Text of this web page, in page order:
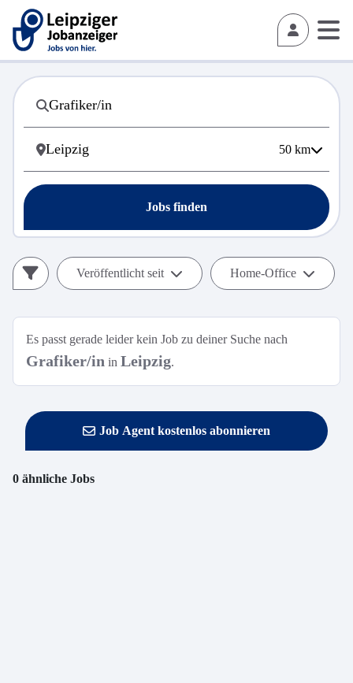
50 km
Jobs finden
Veröffentlicht seit Home-Office
Es passt gerade leider kein Job zu deiner Suche nach
Grafiker/in in Leipzig.
Job Agent kostenlos abonnieren
0 ähnliche Jobs